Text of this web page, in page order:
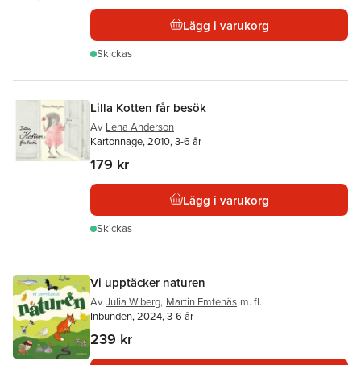
Lägg i varukorg
Skickas
Lilla Kotten får besök
Av Lena Anderson
Kartonnage, 2010, 3-6 år
179 kr
Lägg i varukorg
Skickas
Vi upptäcker naturen
Av Julia Wiberg, Martin Emtenäs m. fl.
Inbunden, 2024, 3-6 år
239 kr